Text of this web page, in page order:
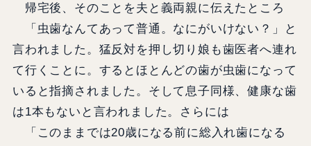
帰宅後、そのことを夫と義両親に伝えたところ
「虫歯なんてあって普通。なにがいけない？」と
言われました。猛反対を押し切り娘も歯医者へ連れ
て行くことに。するとほとんどの歯が虫歯になって
いると指摘されました。そして息子同様、健康な歯
は1本もないと言われました。さらには
「このままでは20歳になる前に総入れ歯になる